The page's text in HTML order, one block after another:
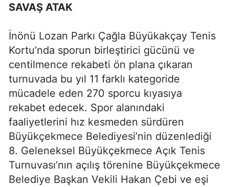
SAVAŞ ATAK
İnönü Lozan Parkı Çağla Büyükakçay Tenis
Kortu’nda sporun birleştirici gücünü ve
centilmence rekabeti ön plana çıkaran
turnuvada bu yıl 11 farklı kategoride
mücadele eden 270 sporcu kıyasıya
rekabet edecek. Spor alanındaki
faaliyetlerini hız kesmeden sürdüren
Büyükçekmece Belediyesi’nin düzenlediği
8. Geleneksel Büyükçekmece Açık Tenis
Turnuvası’nın açılış törenine Büyükçekmece
Belediye Başkan Vekili Hakan Çebi ve eşi